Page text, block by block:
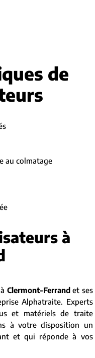
de
au colmatage
à
Clermont-Ferrandet ses
Alphatraite. Experts
et matériels de traite
à votre disposition un
et qui réponde à vos